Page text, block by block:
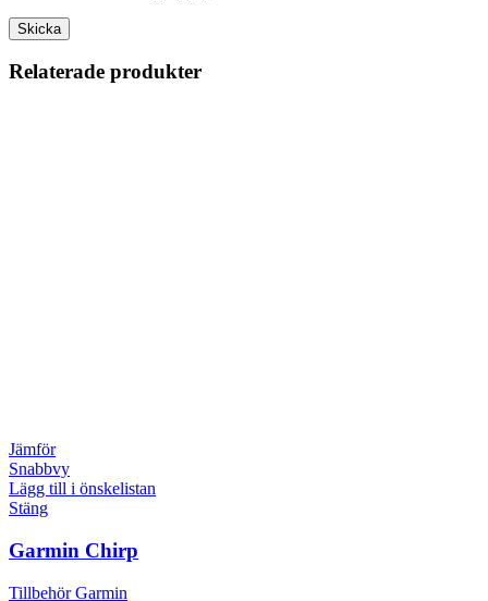
Relaterade produkter
Jämför
Snabbvy
Lägg till i önskelistan
Stäng
Garmin Chirp
Tillbehör Garmin